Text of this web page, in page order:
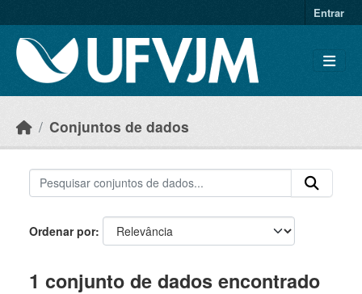
Entrar
Conjuntos de dados
Ordenar por
1 conjunto de dados encontrado